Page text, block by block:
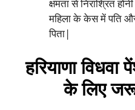
क्षमता से निराश्रित
महिला के केस में पति
पिता|
हरियाणा
के लिए